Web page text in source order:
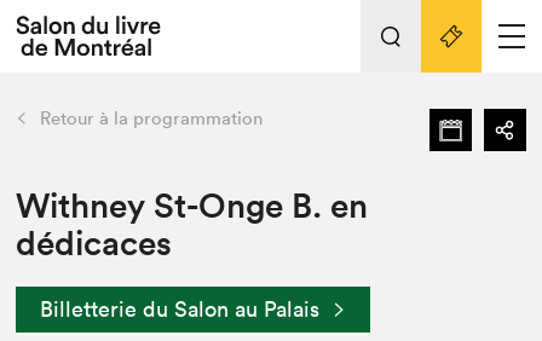
Tout sur l'édition 2022
Actualités
Vidéos et Balados
retour Nos activités
Édition 2022
Planifier sa visite
Liens pratiques
Retour à la programmation
Withney St-Onge B. en
dédicaces
Billetterie du Salon au Palais